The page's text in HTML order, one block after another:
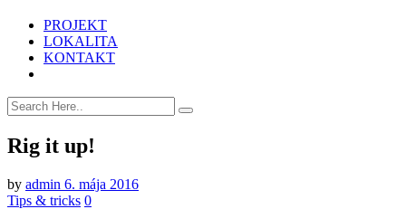
PROJEKT
LOKALITA
KONTAKT
Rig it up!
by admin 6. mája 2016
Tips & tricks 0